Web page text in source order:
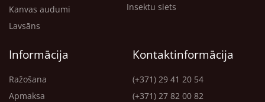
Kanvas audumi
Lavsāns
Insektu siets
Informācija
Ražošana
Apmaksa
Kontaktinformācija
(+371) 29 41 20 54
(+371) 27 82 00 82